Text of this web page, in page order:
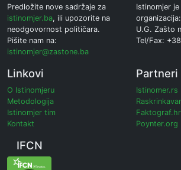
Predložite nove sadržaje za
istinomjer.ba, ili upozorite na
neodgovornost političara.
Pišite nam na:
istinomjer@zastone.ba
Istinomjer
organizacija:
U.G. Zašto
Tel/Fax:
Linkovi
O Istinomjeru
Metodologija
Istinomjer tim
Kontakt
Partneri
Istinomer.rs
Faktograf.hr
Poynter.org
IFCN